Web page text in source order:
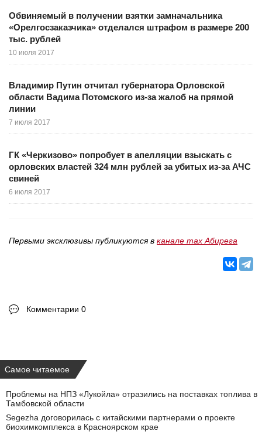
Обвиняемый в получении взятки замначальника
«Орелгосзаказчика» отделался штрафом в размере 200
тыс. рублей
10 июля 2017
Владимир Путин отчитал губернатора Орловской
области Вадима Потомского из-за жалоб на прямой
линии
7 июля 2017
ГК «Черкизово» попробует в апелляции взыскать с
орловских властей 324 млн рублей за убитых из-за АЧС
свиней
6 июля 2017
Первыми эксклюзивы публикуются в канале max Абирега
Комментарии 0
Самое читаемое
Проблемы на НПЗ «Лукойла» отразились на поставках топлива в
Тамбовской области
Segezha договорилась с китайскими партнерами о проекте
биохимкомплекса в Красноярском крае